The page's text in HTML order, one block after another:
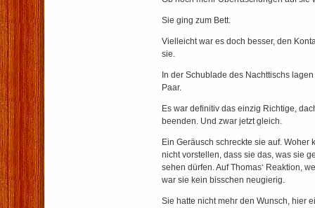
Sie ging zum Bett.
Vielleicht war es doch besser, den
sie.
In der Schublade des Nachttischs
Paar.
Es war definitiv das einzig Richtige,
beenden. Und zwar jetzt gleich.
Ein Geräusch schreckte sie auf. Woher
nicht vorstellen, dass sie das, was sie
sehen dürfen. Auf Thomas‘ Reaktion,
war sie kein bisschen neugierig.
Sie hatte nicht mehr den Wunsch, hier